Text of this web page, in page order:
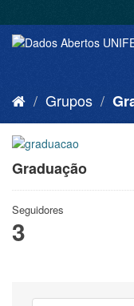
Grupos
Graduação
Seguidores
3